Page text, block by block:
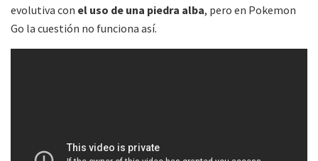
evolutiva con el uso de una piedra alba, pero en Pokemon
Go la cuestión no funciona así.